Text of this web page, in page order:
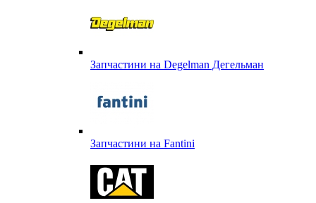
Запчастини на Degelman Дегельман
Запчастини на Fantini